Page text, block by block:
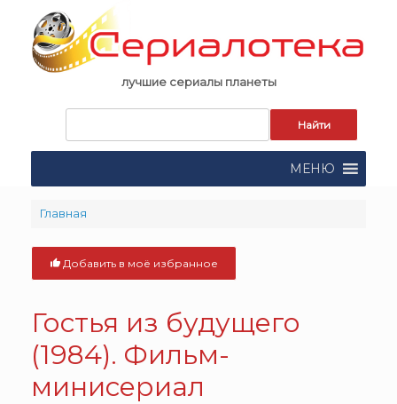
content
лучшие сериалы планеты
поиска:
МЕНЮ
Главная
Добавить в моё избранное
Гостья из будущего
(1984). Фильм-
минисериал